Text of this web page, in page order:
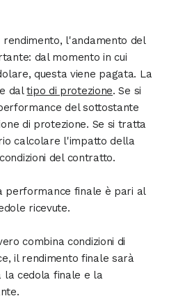
l'andamento del
dal momento in cui
questa viene pagata. La
daltipo di protezione. Se si
del sottostante
di protezione. Se si tratta
calcolare l'impatto della
del contratto.
performance finale è pari al
ricevute.
combina condizioni di
il rendimento finale sarà
la cedola finale e la